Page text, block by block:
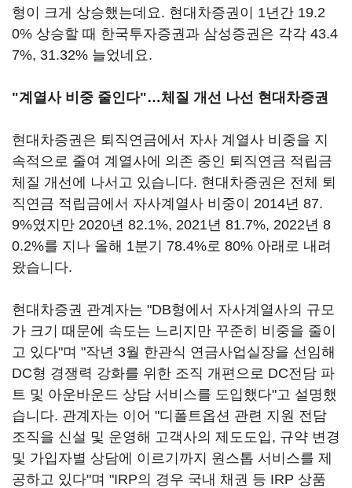
형이 크게 상승했는데요. 현대차증권이 1년간 19.2
0% 상승할 때 한국투자증권과 삼성증권은 각각 43.4
7%, 31.32% 늘었네요.
"계열사 비중 줄인다"…체질 개선 나선 현대차증권
현대차증권은 퇴직연금에서 자사 계열사 비중을 지
속적으로 줄여 계열사에 의존 중인 퇴직연금 적립금
체질 개선에 나서고 있습니다. 현대차증권은 전체 퇴
직연금 적립금에서 자사계열사 비중이 2014년 87.
9%였지만 2020년 82.1%, 2021년 81.7%, 2022년 8
0.2%를 지나 올해 1분기 78.4%로 80% 아래로 내려
왔습니다.
현대차증권 관계자는 "DB형에서 자사계열사의 규모
가 크기 때문에 속도는 느리지만 꾸준히 비중을 줄이
고 있다"며 "작년 3월 한관식 연금사업실장을 선임해
DC형 경쟁력 강화를 위한 조직 개편으로 DC전담 파
트 및 아운바운드 상담 서비스를 도입했다"고 설명했
습니다. 관계자는 이어 "디폴트옵션 관련 지원 전담
조직을 신설 및 운영해 고객사의 제도도입, 규약 변경
및 가입자별 상담에 이르기까지 원스톱 서비스를 제
공하고 있다"며 "IRP의 경우 국내 채권 등 IRP 상품